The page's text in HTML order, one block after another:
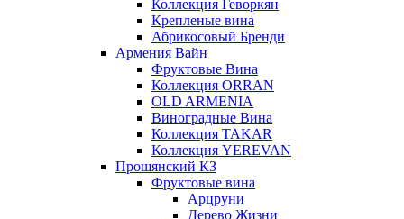
Коллекция Геворкян
Крепленые вина
Абрикосовый Бренди
Армения Вайн
Фруктовые Вина
Коллекция ORRAN
OLD ARMENIA
Виноградные Вина
Коллекция TAKAR
Коллекция YEREVAN
Прошянский КЗ
Фруктовые вина
Арцруни
Дерево Жизни